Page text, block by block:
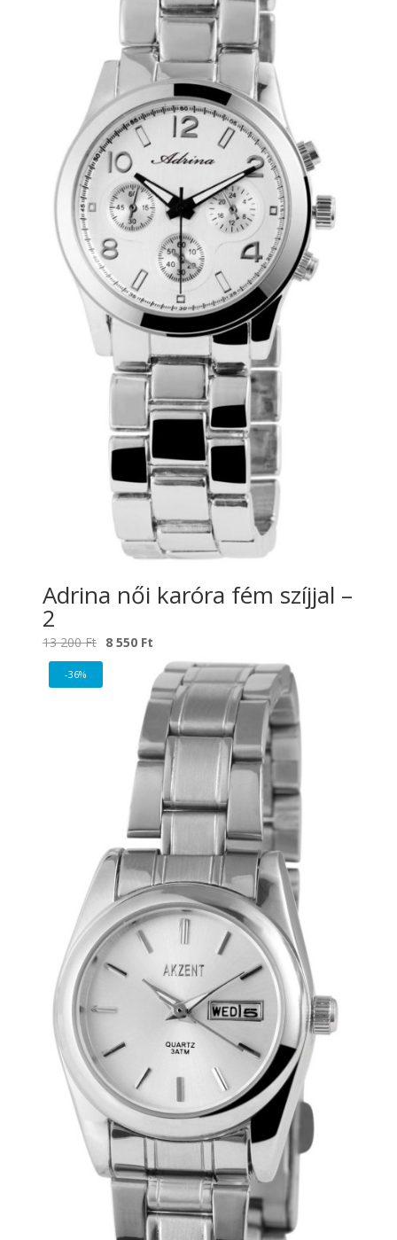
Adrina női karóra fém szíjjal –
2
13 200Ft Original
price
was:
8 550 Ft
price
is:
8
550 Ft.
-36%